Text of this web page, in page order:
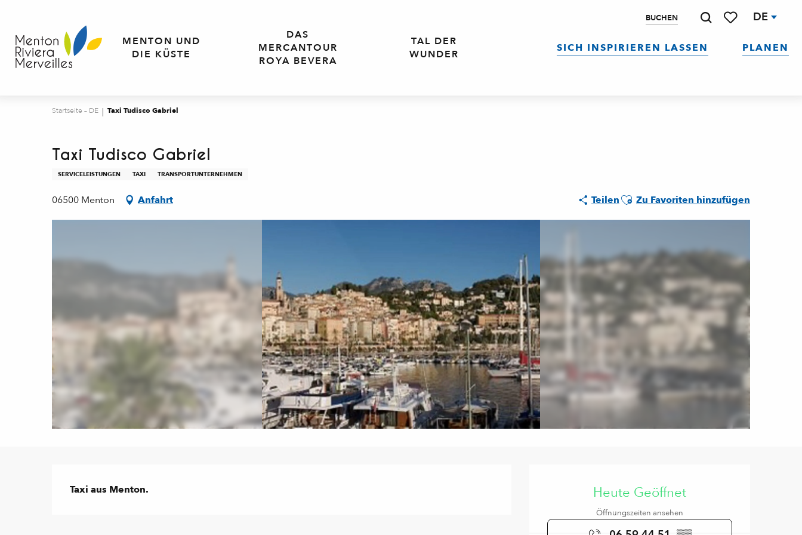
contenu
principal
BUCHEN DE
MENTON UND
DIE KÜSTE
DAS
MERCANTOUR
ROYA BEVERA
TAL DER
WUNDER
SICH INSPIRIEREN LASSEN PLANEN
Startseite – DE Taxi Tudisco Gabriel
Taxi Tudisco Gabriel
SERVICELEISTUNGEN TAXI TRANSPORTUNTERNEHMEN
06500 Menton Anfahrt TeilenAjouter aux favoris
Zu Favoriten hinzufügen
Heute Geöffnet
Öffnungszeiten ansehen
Beschreibung
Taxi aus Menton.